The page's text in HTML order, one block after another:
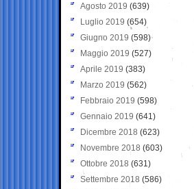
Agosto 2019 (639)
Luglio 2019 (654)
Giugno 2019 (598)
Maggio 2019 (527)
Aprile 2019 (383)
Marzo 2019 (562)
Febbraio 2019 (598)
Gennaio 2019 (641)
Dicembre 2018 (623)
Novembre 2018 (603)
Ottobre 2018 (631)
Settembre 2018 (586)